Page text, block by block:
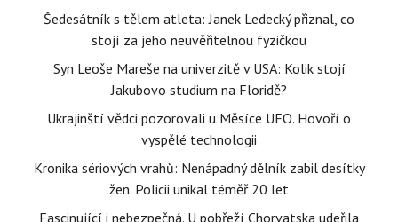
Šedesátník s tělem atleta: Janek Ledecký přiznal, co
stojí za jeho neuvěřitelnou fyzičkou
Syn Leoše Mareše na univerzitě v USA: Kolik stojí
Jakubovo studium na Floridě?
Ukrajinští vědci pozorovali u Měsíce UFO. Hovoří o
vyspělé technologii
Kronika sériových vrahů: Nenápadný dělník zabil desítky
žen. Policii unikal téměř 20 let
Fascinující i nebezpečná. U pobřeží Chorvatska udeřila